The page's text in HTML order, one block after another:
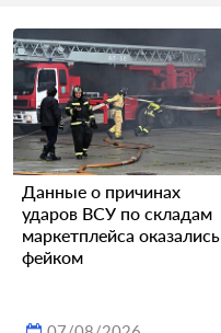
Данные о причинах
ударов ВСУ по складам
маркетплейса оказались
фейком